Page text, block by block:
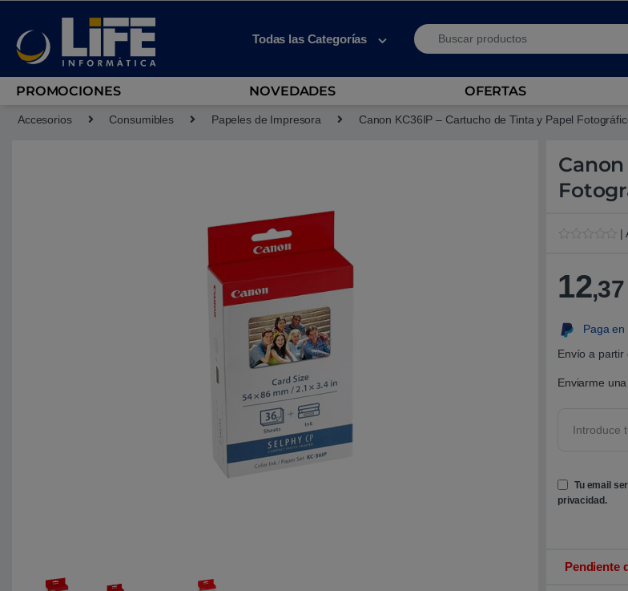
Todas las Categorías
Search for:
PROMOCIONES NOVEDADES OFERTAS
Accesorios Consumibles Papeles de Impresora Canon KC36IP – Cartucho de Tinta y Papel
o
r
o
.
s
a
d
o
|
12,37
Paga
Envío a
Enviarme
Tu email
privacidad.
Pendiente